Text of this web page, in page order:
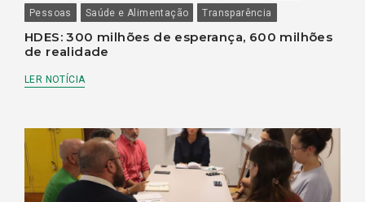
Pessoas
Saúde e Alimentação Transparência
HDES: 300 milhões de esperança, 600 milhões
de realidade
LER NOTÍCIA